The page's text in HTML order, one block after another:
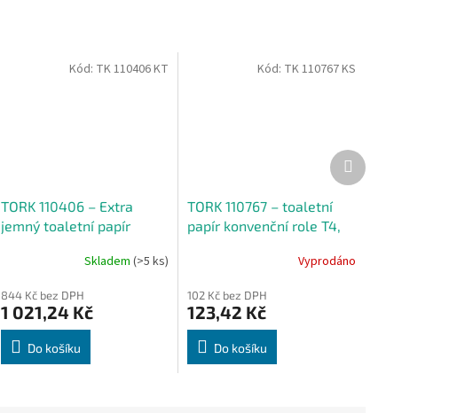
TORK 110406 – Extra
jemný toaletní papír
18,8 m, 7 x 6 rl. - Karton
Skladem(>5 ks)
844 Kč bez DPH
1 021,24 Kč
Do košíku
Kód: TK 110406 KT
TORK 110767 – toaletní
papír konvenční role T4,
Vyprodáno
102 Kč bez DPH
123,42 Kč
Do košíku
Kód: TK 110767 KS
Další
produkt